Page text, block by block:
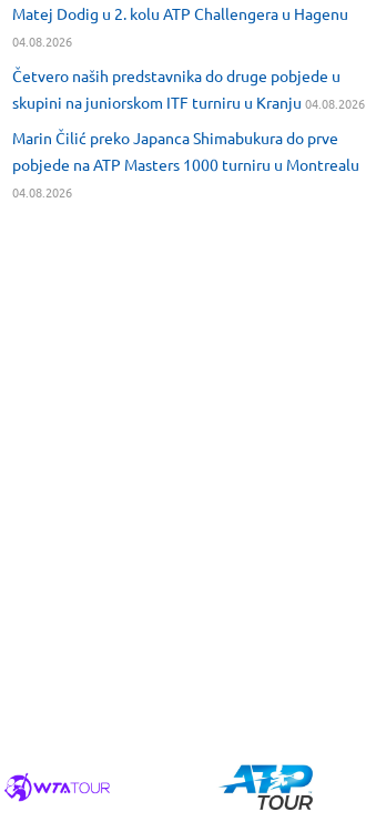
Matej Dodig u 2. kolu ATP Challengera u Hagenu
04.08.2026
Četvero naših predstavnika do druge pobjede u
skupini na juniorskom ITF turniru u Kranju 04.08.2026
Marin Čilić preko Japanca Shimabukura do prve
pobjede na ATP Masters 1000 turniru u Montrealu
04.08.2026